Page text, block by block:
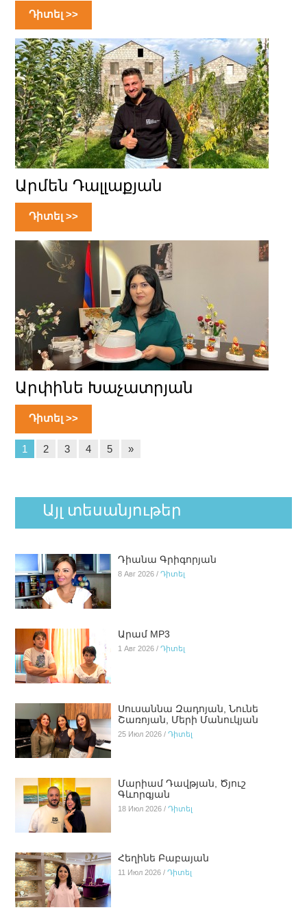
Դիտել >>
Արմեն Դալլաքյան
Դիտել >>
Արփինե Խաչատրյան
Դիտել >>
1 2 3 4 5 »
Այլ տեսանյութեր
Դիանա Գրիգորյան
8 Авг 2026 /Դիտել
Արամ MP3
1 Авг 2026 /Դիտել
Սուսաննա Զադոյան, Նունե
Շառոյան, Մերի Մանուկյան
25 Июл 2026 /Դիտել
Մարիամ Դավթյան, Ծյուշ
Գևորգյան
18 Июл 2026 /Դիտել
Հեղինե Բաբայան
11 Июл 2026 /Դիտել